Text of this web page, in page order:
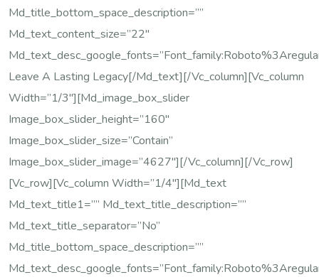
Md_title_bottom_space_description=””
Md_text_content_size=”22″
Leave A Lasting Legacy[/md_text][/vc_column][vc_column
Width=”1/3″][md_image_box_slider
Image_box_slider_height=”160″
Image_box_slider_size=”contain”
Image_box_slider_image=”4627″][/vc_column][/vc_row]
[vc_row][vc_column Width=”1/4″][md_text
Md_text_title1=”” Md_text_title_description=””
Md_text_title_separator=”no”
Md_title_bottom_space_description=””